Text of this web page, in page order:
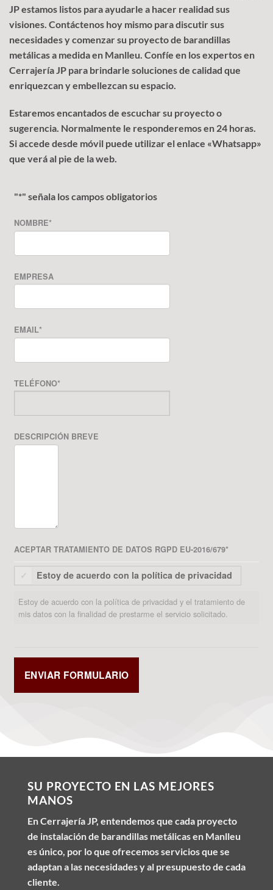
JP estamos listos para ayudarle a hacer realidad sus
visiones. Contáctenos hoy mismo para discutir sus
necesidades y comenzar su proyecto de barandillas
metálicas a medida en Manlleu. Confíe en los expertos en
Cerrajería JP para brindarle soluciones de calidad que
enriquezcan y embellezcan su espacio.
Estaremos encantados de escuchar su proyecto o
sugerencia. Normalmente le responderemos en 24 horas.
Si accede desde móvil puede utilizar el enlace «Whatsapp»
que verá al pie de la web.
"*" señala los campos obligatorios
NOMBRE*
EMPRESA
EMAIL*
TELÉFONO*
DESCRIPCIÓN BREVE
ACEPTAR TRATAMIENTO DE DATOS RGPD EU-2016/679*
Estoy de acuerdo con la política de privacidad
Estoy de acuerdo con la política de privacidad y el tratamiento de
mis datos con la finalidad de prestarme el servicio solicitado.
SU PROYECTO EN LAS MEJORES
MANOS
En Cerrajería JP, entendemos que cada proyecto
de instalación de barandillas metálicas en Manlleu
es único, por lo que ofrecemos servicios que se
adaptan a las necesidades y al presupuesto de cada
cliente.